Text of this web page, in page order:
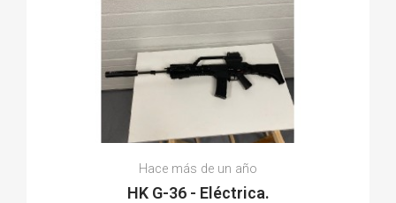
Hace más de un año
HK G-36 - Eléctrica.